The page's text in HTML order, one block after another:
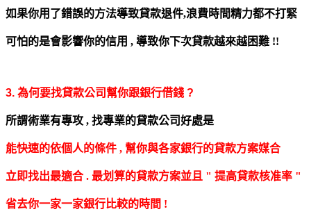
如果你用了錯誤的方法導致貸款退件,浪費時間精力都不打緊
可怕的是會影響你的信用 , 導致你下次貸款越來越困難 !!
3. 為何要找貸款公司幫你跟銀行借錢 ?
所謂術業有專攻 , 找專業的貸款公司好處是
能快速的依個人的條件 , 幫你與各家銀行的貸款方案媒合
立即找出最適合 . 最划算的貸款方案並且 " 提高貸款核准率 "
省去你一家一家銀行比較的時間 !